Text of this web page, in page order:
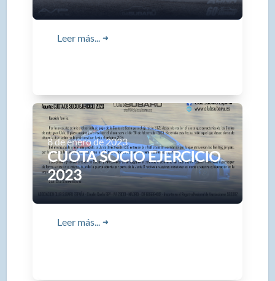
Leer más... ➜
CUOTA SOCIO EJERCICIO
2023
8 de enero de 2023
Leer más... ➜